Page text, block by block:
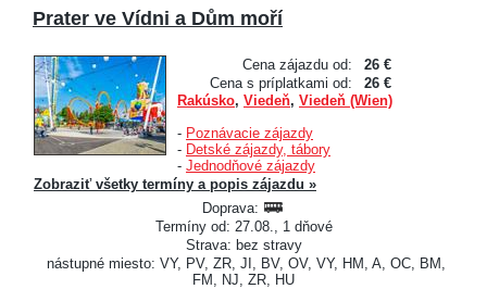
Prater ve Vídni a Dům moří
Cena zájazdu od:
26 €
Cena s príplatkami od:
26 €
Rakúsko, Viedeň, Viedeň (Wien)
- Poznávacie zájazdy
- Detské zájazdy, tábory
- Jednodňové zájazdy
Zobraziť všetky termíny a popis zájazdu »
Doprava:
Termíny od: 27.08., 1 dňové
Strava: bez stravy
nástupné miesto: VY, PV, ZR, JI, BV, OV, VY, HM, A, OC, BM,
FM, NJ, ZR, HU